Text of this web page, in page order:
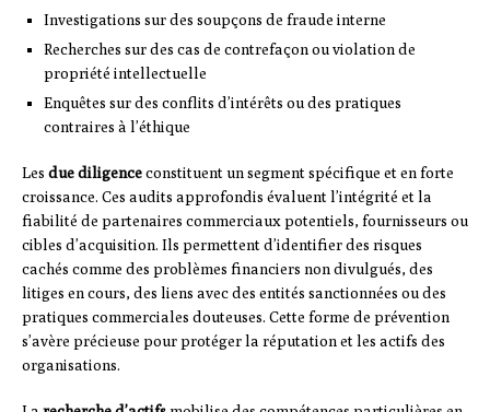
Investigations sur des soupçons de fraude interne
Recherches sur des cas de contrefaçon ou violation de
propriété intellectuelle
Enquêtes sur des conflits d’intérêts ou des pratiques
contraires à l’éthique
Les due diligenceconstituent un segment spécifique et en forte
croissance. Ces audits approfondis évaluent l’intégrité et la
fiabilité de partenaires commerciaux potentiels, fournisseurs ou
cibles d’acquisition. Ils permettent d’identifier des risques
cachés comme des problèmes financiers non divulgués, des
litiges en cours, des liens avec des entités sanctionnées ou des
pratiques commerciales douteuses. Cette forme de prévention
s’avère précieuse pour protéger la réputation et les actifs des
organisations.